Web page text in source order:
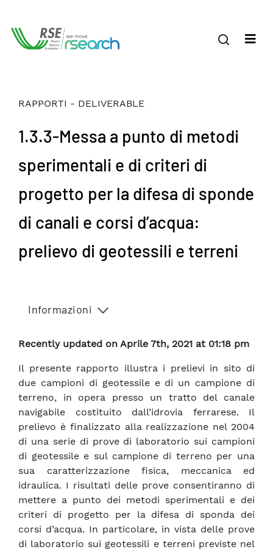
RAPPORTI - DELIVERABLE
1.3.3-Messa a punto di metodi
sperimentali e di criteri di
progetto per la difesa di sponde
di canali e corsi d’acqua:
prelievo di geotessili e terreni
Informazioni
Recently updated on Aprile 7th, 2021 at 01:18 pm
Il presente rapporto illustra i prelievi in sito di
due campioni di geotessile e di un campione di
terreno, in opera presso un tratto del canale
navigabile costituito dall’idrovia ferrarese. Il
prelievo è finalizzato alla realizzazione nel 2004
di una serie di prove di laboratorio sui campioni
di geotessile e sul campione di terreno per una
sua caratterizzazione fisica, meccanica ed
idraulica. I risultati delle prove consentiranno di
mettere a punto dei metodi sperimentali e dei
criteri di progetto per la difesa di sponda dei
corsi d’acqua. In particolare, in vista delle prove
di laboratorio sui geotessili e terreni previste nel